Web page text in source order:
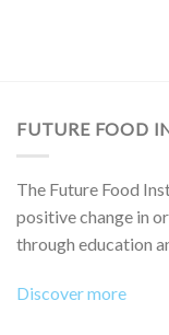
FUTURE FOOD
The Future Food
positive change in
through education
Discover more